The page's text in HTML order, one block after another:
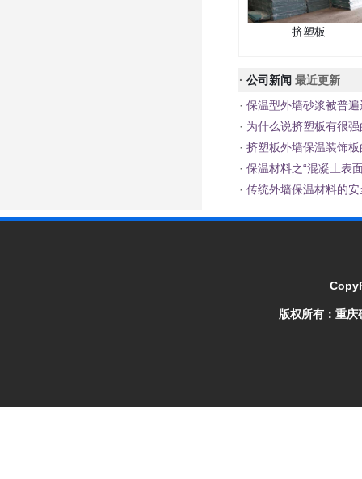
挤塑板
· 公司新闻 最近更新
· 保温型外墙砂浆被普
· 为什么说挤塑板有很
· 挤塑板外墙保温装饰
· 保温材料之“混凝土表
· 传统外墙保温材料的
版权所有： 重庆